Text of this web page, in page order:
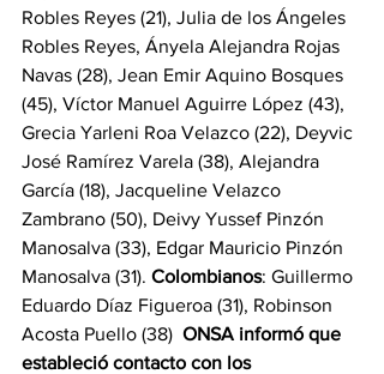
Robles Reyes (21), Julia de los Ángeles
Robles Reyes, Ányela Alejandra Rojas
Navas (28), Jean Emir Aquino Bosques
(45), Víctor Manuel Aguirre López (43),
Grecia Yarleni Roa Velazco (22), Deyvic
José Ramírez Varela (38), Alejandra
García (18), Jacqueline Velazco
Zambrano (50), Deivy Yussef Pinzón
Manosalva (33), Edgar Mauricio Pinzón
Manosalva (31). Colombianos: Guillermo
Eduardo Díaz Figueroa (31), Robinson
Acosta Puello (38) ONSA informó que
estableció contacto con los